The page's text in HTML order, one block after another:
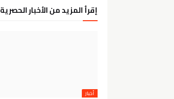
إقرأ المزيد من الأخبار الحصرية
أخبار